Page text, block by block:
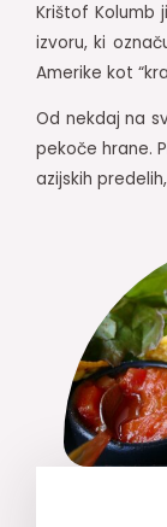
Krištof Kolumb
izvoru, ki
Amerike kot
Od nekdaj na
pekoče hrane.
azijskih